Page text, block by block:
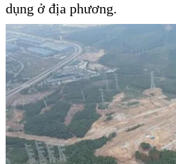
dụng ở địa phương.